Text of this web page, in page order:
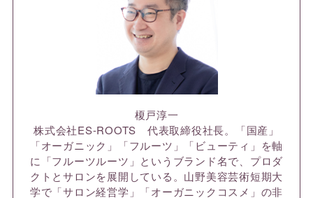
榎戸淳一
株式会社ES-ROOTS 代表取締役社長。「国産」
「オーガニック」「フルーツ」「ビューティ」を軸
に「フルーツルーツ」というブランド名で、プロダ
クトとサロンを展開している。山野美容芸術短期大
学で「サロン経営学」「オーガニックコスメ」の非